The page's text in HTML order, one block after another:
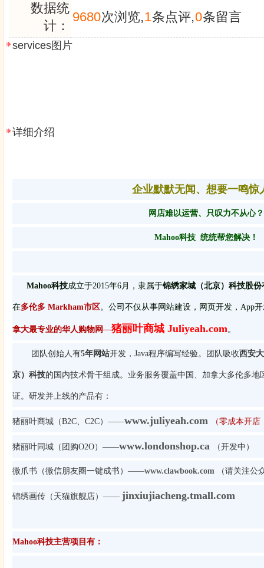
数据统
计：
9680次浏览,1条点评,0条留言
services图片
详细介绍
企业默默无闻、想要一鸣惊
网店难以运营、只叹力不从心？
Mahoo科技 统统帮您解决！
Mahoo科技成立于2015年6月，隶属于锦绣家城（北京）科技股份
在多伦多 Markham市区。公司不仅从事网站建设，网页开发，App
拿大最专业的华人购物网—猪丽叶商城 Juliyeah.com。
团队创始人有5年网站开发，Java程序编写经验。团队吸收西安
京）科技的国内技术骨干组成。业务服务覆盖中国、加拿大多伦多
证。研发并上线的产品有：
猪丽叶商城（B2C、C2C）——www.juliyeah.com （零成本开
猪丽叶同城（团购O2O）——www.londonshop.ca （开发中）
微爪书（微信朋友圈一键成书）——www.clawbook.com （请关注公
锦绣画传（天猫旗舰店）—— jinxiujiacheng.tmall.com
Mahoo科技主营项目有：